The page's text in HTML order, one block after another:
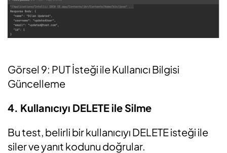
Görsel 9: PUT İsteği ile Kullanıcı Bilgisi
Güncelleme
4. Kullanıcıyı DELETE ile Silme
Bu test, belirli bir kullanıcıyı DELETE isteği ile
siler ve yanıt kodunu doğrular.